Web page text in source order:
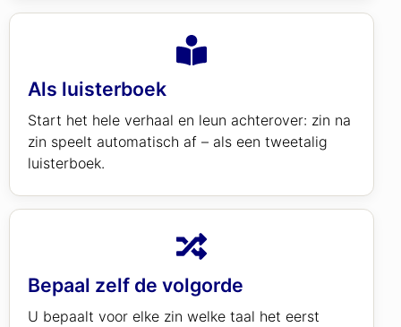
Als luisterboek
Start het hele verhaal en leun achterover: zin na
zin speelt automatisch af – als een tweetalig
luisterboek.
Bepaal zelf de volgorde
U bepaalt voor elke zin welke taal het eerst